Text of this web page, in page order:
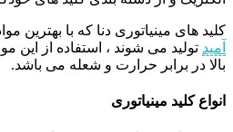
کلید های مینیاتوری دنا که با بهترین
آمید تولید می شوند ، استفاده از این
بالا در برابر حرارت و شعله می باشد.
انواع کلید مینیاتوری